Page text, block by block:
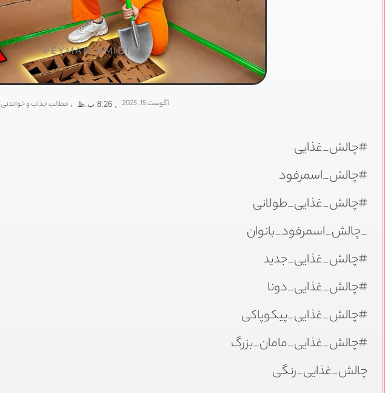
PEYMAN OMIDI
آگوست 15, 2025 8:26 ب.ظ , مطالب جذاب و خواندنی
#چالش_غذایی
#چالش_اسمرفود
#چالش_غذایی_طولانی
_چالش_اسمرفود_بانوان
#چالش_غذایی_جدید
#چالش_غذایی_دونا
#چالش_غذایی_پیکوپاکی
#چالش_غذایی_مامان_بزرگ
چالش_غذایی_رنگی